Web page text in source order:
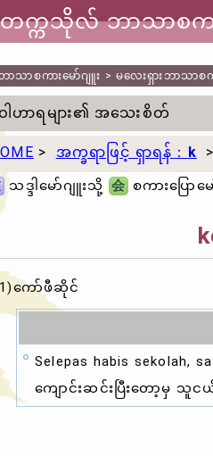
တက္ကသိုလ် ဘာသာစကာ
သာစကားမော်ဂျူး >မလေးရှားဘာသာစ
ါဟာရများ၏ အသေးစိတ်
> အက္ခရာဖြင့် ရှာရန်： k >
သဒ္ဒါမော်ဂျူးသို့ 会စကားပြောမ
ကော်ဖီဆိုင်
Selepas habis sekolah,
ကျောင်းဆင်းပြီးတော့မှ သူငယ်